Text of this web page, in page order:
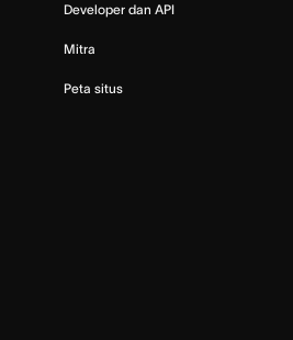
Developer dan API
Mitra
Peta situs